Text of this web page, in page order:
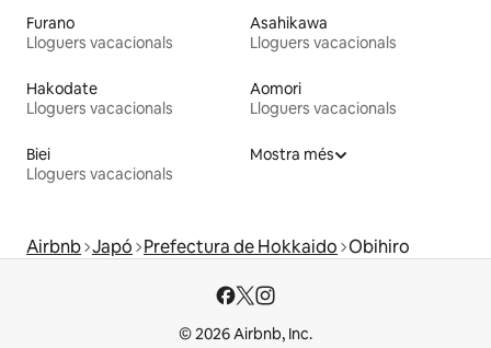
Furano
Lloguers vacacionals
Asahikawa
Lloguers vacacionals
Hakodate
Lloguers vacacionals
Aomori
Lloguers vacacionals
Biei
Lloguers vacacionals
Mostra més
Airbnb Japó Prefectura de Hokkaido Obihiro
© 2026 Airbnb, Inc.